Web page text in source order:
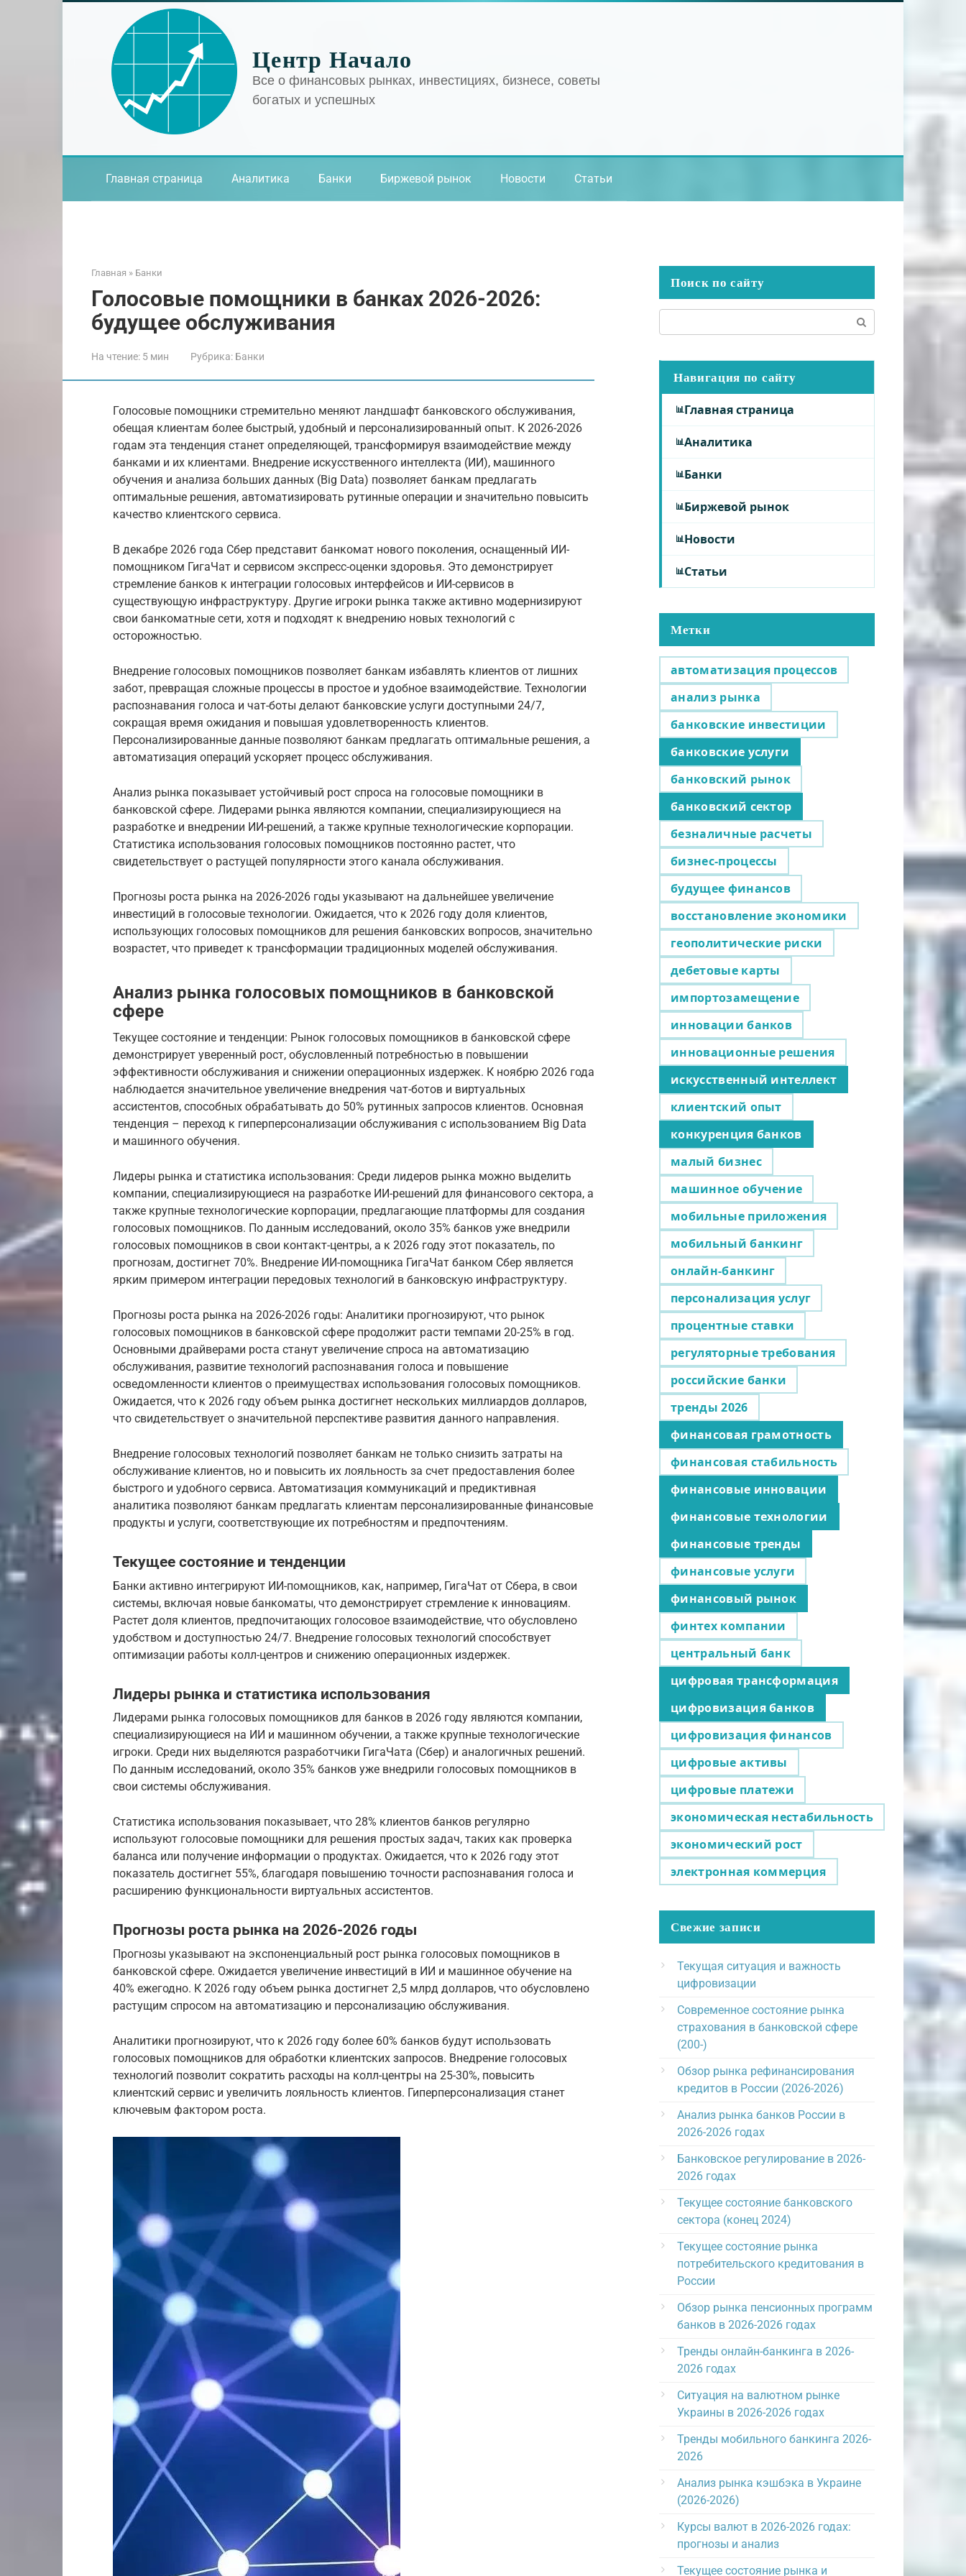
Центр Начало
Все о финансовых рынках, инвестициях, бизнесе, советы
богатых и успешных
Главная страница Аналитика Банки Биржевой рынок Новости Статьи
Главная » Банки
Голосовые помощники в банках 2026-2026:
будущее обслуживания
На чтение: 5 мин Рубрика: Банки
Голосовые помощники стремительно меняют ландшафт банковского обслуживания,
обещая клиентам более быстрый, удобный и персонализированный опыт. К 2026-2026
годам эта тенденция станет определяющей, трансформируя взаимодействие между
банками и их клиентами. Внедрение искусственного интеллекта (ИИ), машинного
обучения и анализа больших данных (Big Data) позволяет банкам предлагать
оптимальные решения, автоматизировать рутинные операции и значительно повысить
качество клиентского сервиса.
В декабре 2026 года Сбер представит банкомат нового поколения, оснащенный ИИ-
помощником ГигаЧат и сервисом экспресс-оценки здоровья. Это демонстрирует
стремление банков к интеграции голосовых интерфейсов и ИИ-сервисов в
существующую инфраструктуру. Другие игроки рынка также активно модернизируют
свои банкоматные сети, хотя и подходят к внедрению новых технологий с
осторожностью.
Внедрение голосовых помощников позволяет банкам избавлять клиентов от лишних
забот, превращая сложные процессы в простое и удобное взаимодействие. Технологии
распознавания голоса и чат-боты делают банковские услуги доступными 24/7,
сокращая время ожидания и повышая удовлетворенность клиентов.
Персонализированные данные позволяют банкам предлагать оптимальные решения, а
автоматизация операций ускоряет процесс обслуживания.
Анализ рынка показывает устойчивый рост спроса на голосовые помощники в
банковской сфере. Лидерами рынка являются компании, специализирующиеся на
разработке и внедрении ИИ-решений, а также крупные технологические корпорации.
Статистика использования голосовых помощников постоянно растет, что
свидетельствует о растущей популярности этого канала обслуживания.
Прогнозы роста рынка на 2026-2026 годы указывают на дальнейшее увеличение
инвестиций в голосовые технологии. Ожидается, что к 2026 году доля клиентов,
использующих голосовых помощников для решения банковских вопросов, значительно
возрастет, что приведет к трансформации традиционных моделей обслуживания.
Анализ рынка голосовых помощников в банковской
сфере
Текущее состояние и тенденции: Рынок голосовых помощников в банковской сфере
демонстрирует уверенный рост, обусловленный потребностью в повышении
эффективности обслуживания и снижении операционных издержек. К ноябрю 2026 года
наблюдается значительное увеличение внедрения чат-ботов и виртуальных
ассистентов, способных обрабатывать до 50% рутинных запросов клиентов. Основная
тенденция – переход к гиперперсонализации обслуживания с использованием Big Data
и машинного обучения.
Лидеры рынка и статистика использования: Среди лидеров рынка можно выделить
компании, специализирующиеся на разработке ИИ-решений для финансового сектора, а
также крупные технологические корпорации, предлагающие платформы для создания
голосовых помощников. По данным исследований, около 35% банков уже внедрили
голосовых помощников в свои контакт-центры, а к 2026 году этот показатель, по
прогнозам, достигнет 70%. Внедрение ИИ-помощника ГигаЧат банком Сбер является
ярким примером интеграции передовых технологий в банковскую инфраструктуру.
Прогнозы роста рынка на 2026-2026 годы: Аналитики прогнозируют, что рынок
голосовых помощников в банковской сфере продолжит расти темпами 20-25% в год.
Основными драйверами роста станут увеличение спроса на автоматизацию
обслуживания, развитие технологий распознавания голоса и повышение
осведомленности клиентов о преимуществах использования голосовых помощников.
Ожидается, что к 2026 году объем рынка достигнет нескольких миллиардов долларов,
что свидетельствует о значительной перспективе развития данного направления.
Внедрение голосовых технологий позволяет банкам не только снизить затраты на
обслуживание клиентов, но и повысить их лояльность за счет предоставления более
быстрого и удобного сервиса. Автоматизация коммуникаций и предиктивная
аналитика позволяют банкам предлагать клиентам персонализированные финансовые
продукты и услуги, соответствующие их потребностям и предпочтениям.
Текущее состояние и тенденции
Банки активно интегрируют ИИ-помощников, как, например, ГигаЧат от Сбера, в свои
системы, включая новые банкоматы, что демонстрирует стремление к инновациям.
Растет доля клиентов, предпочитающих голосовое взаимодействие, что обусловлено
удобством и доступностью 24/7. Внедрение голосовых технологий способствует
оптимизации работы колл-центров и снижению операционных издержек.
Лидеры рынка и статистика использования
Лидерами рынка голосовых помощников для банков в 2026 году являются компании,
специализирующиеся на ИИ и машинном обучении, а также крупные технологические
игроки. Среди них выделяются разработчики ГигаЧата (Сбер) и аналогичных решений.
По данным исследований, около 35% банков уже внедрили голосовых помощников в
свои системы обслуживания.
Статистика использования показывает, что 28% клиентов банков регулярно
используют голосовые помощники для решения простых задач, таких как проверка
баланса или получение информации о продуктах. Ожидается, что к 2026 году этот
показатель достигнет 55%, благодаря повышению точности распознавания голоса и
расширению функциональности виртуальных ассистентов.
Прогнозы роста рынка на 2026-2026 годы
Прогнозы указывают на экспоненциальный рост рынка голосовых помощников в
банковской сфере. Ожидается увеличение инвестиций в ИИ и машинное обучение на
40% ежегодно. К 2026 году объем рынка достигнет 2,5 млрд долларов, что обусловлено
растущим спросом на автоматизацию и персонализацию обслуживания.
Аналитики прогнозируют, что к 2026 году более 60% банков будут использовать
голосовых помощников для обработки клиентских запросов. Внедрение голосовых
технологий позволит сократить расходы на колл-центры на 25-30%, повысить
клиентский сервис и увеличить лояльность клиентов. Гиперперсонализация станет
ключевым фактором роста.
Поиск по сайту
Навигация по сайту
Главная страница
Аналитика
Банки
Биржевой рынок
Новости
Статьи
Метки
автоматизация процессов
анализ рынка
банковские инвестиции
банковские услуги
банковский рынок
банковский сектор
безналичные расчеты
бизнес-процессы
будущее финансов
восстановление экономики
геополитические риски
дебетовые карты
импортозамещение
инновации банков
инновационные решения
искусственный интеллект
клиентский опыт
конкуренция банков
малый бизнес
машинное обучение
мобильные приложения
мобильный банкинг
онлайн-банкинг
персонализация услуг
процентные ставки
регуляторные требования
российские банки
тренды 2026
финансовая грамотность
финансовая стабильность
финансовые инновации
финансовые технологии
финансовые тренды
финансовые услуги
финансовый рынок
финтех компании
центральный банк
цифровая трансформация
цифровизация банков
цифровизация финансов
цифровые активы
цифровые платежи
экономическая нестабильность
экономический рост
электронная коммерция
Свежие записи
Текущая ситуация и важность
цифровизации
Современное состояние рынка
страхования в банковской сфере
(200-)
Обзор рынка рефинансирования
кредитов в России (2026-2026)
Анализ рынка банков России в
2026-2026 годах
Банковское регулирование в 2026-
2026 годах
Текущее состояние банковского
сектора (конец 2024)
Текущее состояние рынка
потребительского кредитования в
России
Обзор рынка пенсионных программ
банков в 2026-2026 годах
Тренды онлайн-банкинга в 2026-
2026 годах
Ситуация на валютном рынке
Украины в 2026-2026 годах
Тренды мобильного банкинга 2026-
2026
Анализ рынка кэшбэка в Украине
(2026-2026)
Курсы валют в 2026-2026 годах:
прогнозы и анализ
Текущее состояние рынка и